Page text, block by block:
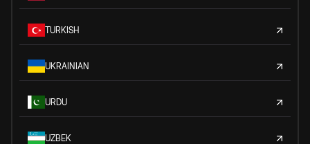
TURKISH
UKRAINIAN
URDU
UZBEK